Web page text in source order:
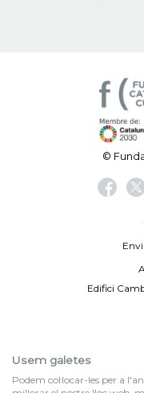
©
Edifici
Usem galetes
Podem col·locar-les per a